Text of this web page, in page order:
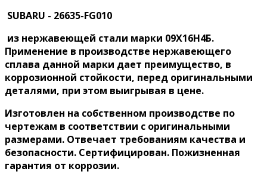
SUBARU - 26635-FG010
из нержавеющей стали марки 09Х16Н4Б.
Применение в производстве нержавеющего
сплава данной марки дает преимущество, в
коррозионной стойкости, перед оригинальными
деталями, при этом выигрывая в цене.
Изготовлен на собственном производстве по
чертежам в соответствии с оригинальными
размерами. Отвечает требованиям качества и
безопасности. Сертифицирован. Пожизненная
гарантия от коррозии.